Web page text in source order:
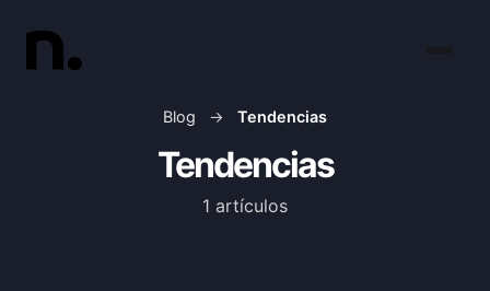
Blog → Tendencias
Tendencias
1 artículos